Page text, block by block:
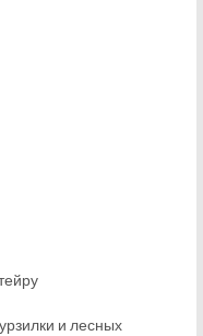
и лесных